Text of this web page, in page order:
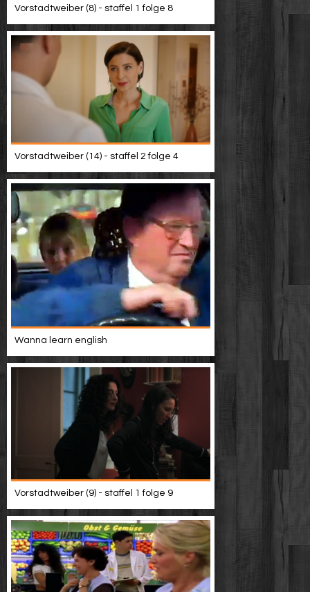
Vorstadtweiber (8) - staffel 1 folge 8
Vorstadtweiber (14) - staffel 2 folge 4
Wanna learn english
Vorstadtweiber (9) - staffel 1 folge 9